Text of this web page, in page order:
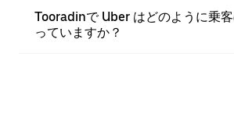
Tooradinで Uber はどのように乗
っていますか？